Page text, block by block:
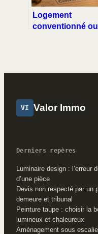
Logement
conventionné ou
APL
VI Valor Immo
Derniers repères
Luminaire design : l’erreur
d’une pièce
Devis non respecté par un
demeure et tribunal
Peinture taupe : choisir la
lumineux et chaleureux
Aménagement sous